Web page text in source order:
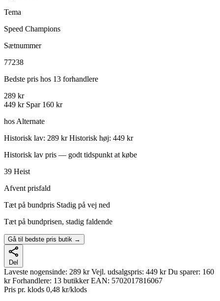
Tema
Speed Champions
Sætnummer
77238
Bedste pris hos 13 forhandlere
289 kr
449 kr Spar 160 kr
hos Alternate
Historisk lav: 289 kr Historisk høj: 449 kr
Historisk lav pris — godt tidspunkt at købe
39 Heist
Afvent prisfald
Tæt på bundpris Stadig på vej ned
Tæt på bundprisen, stadig faldende
Gå til bedste pris butik →
Del
Laveste nogensinde: 289 kr Vejl. udsalgspris: 449 kr Du sparer: 160
kr Forhandlere: 13 butikker EAN: 5702017816067
Pris pr. klods 0,48 kr/klods